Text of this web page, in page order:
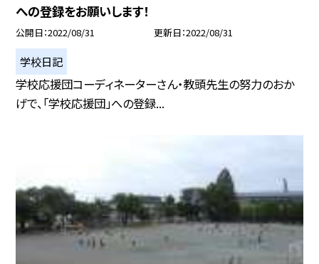
への登録をお願いします！
公開日 2022/08/31 更新日 2022/08/31
学校日記
学校応援団コーディネーターさん・教頭先生の努力のおか
げで、「学校応援団」への登録...